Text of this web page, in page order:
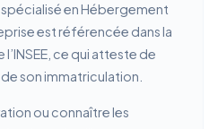
en Hébergement
est référencée dans la
ce qui atteste de
son immatriculation.
ou connaître les